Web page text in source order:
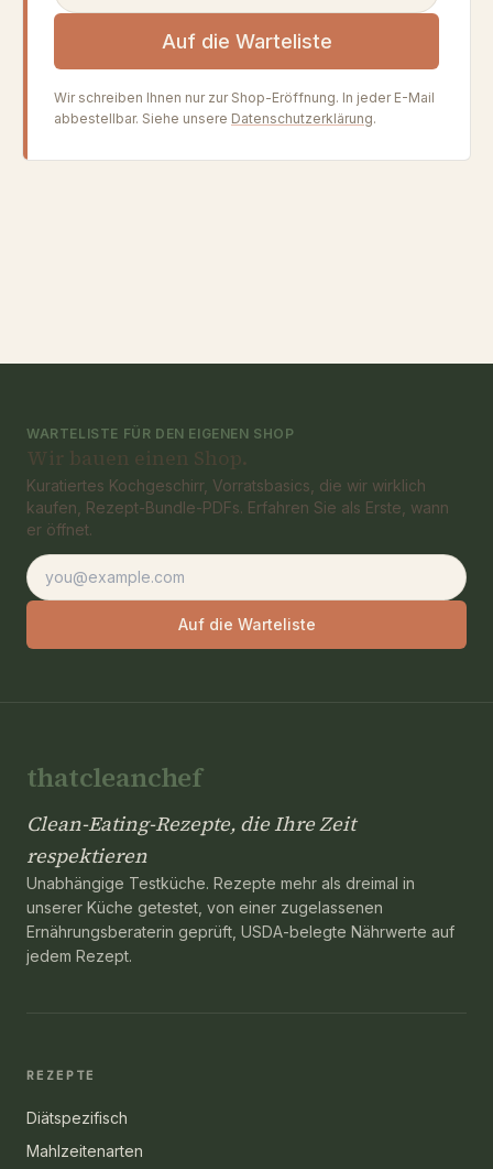
Auf die Warteliste
Wir schreiben Ihnen nur zur Shop-Eröffnung. In jeder E-Mail
abbestellbar. Siehe unsere Datenschutzerklärung.
WARTELISTE FÜR DEN EIGENEN SHOP
Wir bauen einen Shop.
Kuratiertes Kochgeschirr, Vorratsbasics, die wir wirklich
kaufen, Rezept-Bundle-PDFs. Erfahren Sie als Erste, wann
er öffnet.
E-Mail-Adresse
Auf die Warteliste
thatcleanchef
Clean-Eating-Rezepte, die Ihre Zeit
respektieren
Unabhängige Testküche. Rezepte mehr als dreimal in
unserer Küche getestet, von einer zugelassenen
Ernährungsberaterin geprüft, USDA-belegte Nährwerte auf
jedem Rezept.
REZEPTE
Diätspezifisch
Mahlzeitenarten